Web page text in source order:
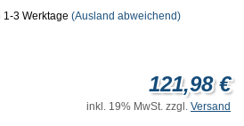
1-3 Werktage (Ausland abweichend)
121,98 €
inkl. 19% MwSt. zzgl. Versand